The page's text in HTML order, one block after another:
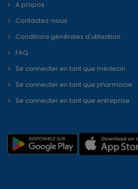
A propos
Contactez-nous
Conditions générales d'utilisation
FAQ
Se connecter en tant que médecin
Se connecter en tant que pharmacie
Se connecter en tant que entreprise